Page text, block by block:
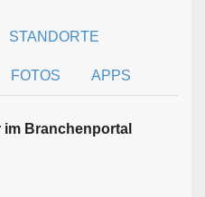
STANDORTE
FOTOS APPS
Branchen­portal